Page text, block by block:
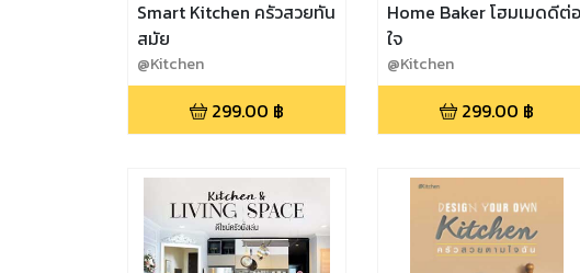
Smart Kitchen ครัวสวยทัน
สมัย
@Kitchen
299.00 ฿
Home Baker โฮมเมดดีต่อ
ใจ
@Kitchen
299.00 ฿